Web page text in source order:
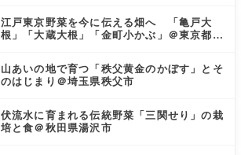
江戸東京野菜を今に伝える畑へ 「亀戸大
根」「大蔵大根」「金町小かぶ」＠東京都小
山あいの地で育つ「秩父黄金のかぼす」とそ
のはじまり＠埼玉県秩父市
伏流水に育まれる伝統野菜「三関せり」の栽
培と食＠秋田県湯沢市